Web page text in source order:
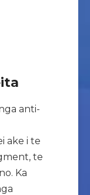
anti-
ake i te
te
Ka